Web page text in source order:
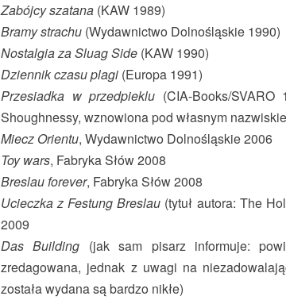
Zabójcy szatana (KAW 1989)
Bramy strachu (Wydawnictwo Dolnośląskie 1990)
Nostalgia za Sluag Side (KAW 1990)
Dziennik czasu plagi (Europa 1991)
Przesiadka w przedpieklu (CIA-Books/
Shoughnessy, wznowiona pod własnym
Miecz Orientu, Wydawnictwo Dolnośląskie 2006
Toy wars, Fabryka Słów 2008
Breslau forever, Fabryka Słów 2008
Ucieczka z Festung Breslau (tytuł autora: The
2009
Das Building (jak sam pisarz informuje:
zredagowana, jednak z uwagi na
została wydana są bardzo nikłe)